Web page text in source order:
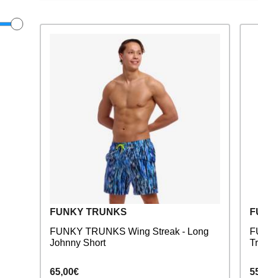
FUNKY TRUNKS
FUNKY TRUNKS Wing Streak - Long
Johnny Short
65,00€